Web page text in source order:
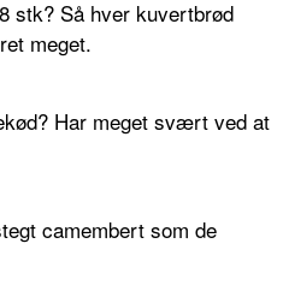
stk? Så hver kuvertbrød
meget.
Har meget svært ved at
camembert som de